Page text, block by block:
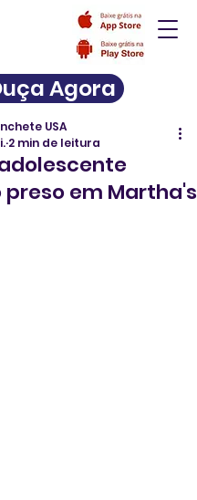
Agora
em Martha's
USA
2 min de leitura